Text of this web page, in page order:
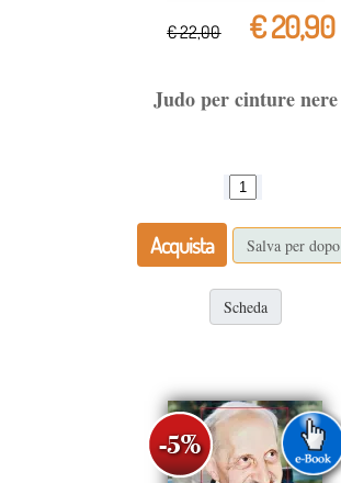
€ 22,00 € 20,90
Judo per cinture nere
Acquista Salva per dopo
Scheda